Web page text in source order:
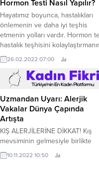
Hormon Testi Nasıl Yapılır?
Hayatımız boyunca, hastalıkları
önlemenin ve daha iyi teşhis
etmenin yolları vardır. Hormon
hastalık teşhisini
bir yoludur. Peki, hormon testi
nedir? Hormon testi nasıl yapılır?
Hormon testi ile merak edilen
soruların cevapları yazımızın
devamında. Hormon Testi Nedir?
Hormonlar; iç salgı bezleri
tarafından salgılanan ve
normal işleyişini ve hayati...
26.02.2022 07:00
Uzmandan Uyarı: Alerjik
Vakalar Dünya Çapında
Artışta
KIŞ ALERJİLERİNE DİKKAT! Kış
mevsiminin gelmesiyle birlikte
gribal semptomlar ve alerji
semptomları birbirine karışmış
10.11.2022 10:50